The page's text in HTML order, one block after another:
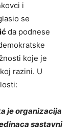
i
se
da podnese
koje je
razini. U
je organizacija
sastavni